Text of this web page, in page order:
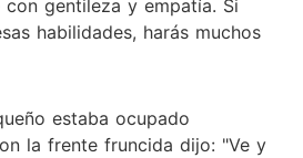
gentileza y empatía. Si
habilidades, harás muchos
estaba ocupado
la frente fruncida dijo: "Ve y